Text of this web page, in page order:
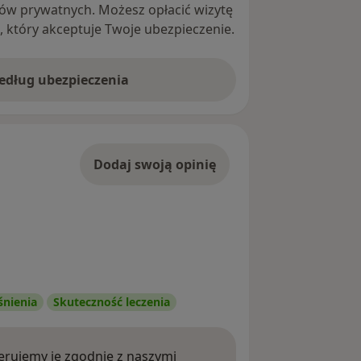
prywatnych. Możesz opłacić wizytę
akceptuje Twoje ubezpieczenie.
ubezpieczenia
Dodaj swoją opinię
Skuteczność leczenia
je zgodnie z naszymi